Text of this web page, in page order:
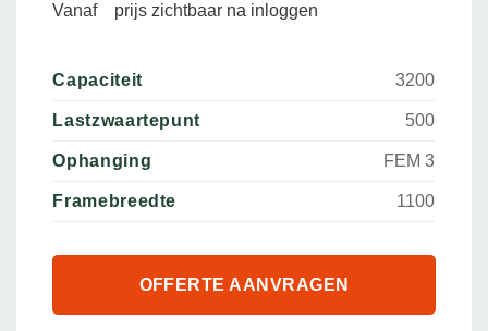
Vanaf prijs zichtbaar na inloggen
Capaciteit 3200
Lastzwaartepunt 500
Ophanging FEM 3
Framebreedte 1100
OFFERTE AANVRAGEN